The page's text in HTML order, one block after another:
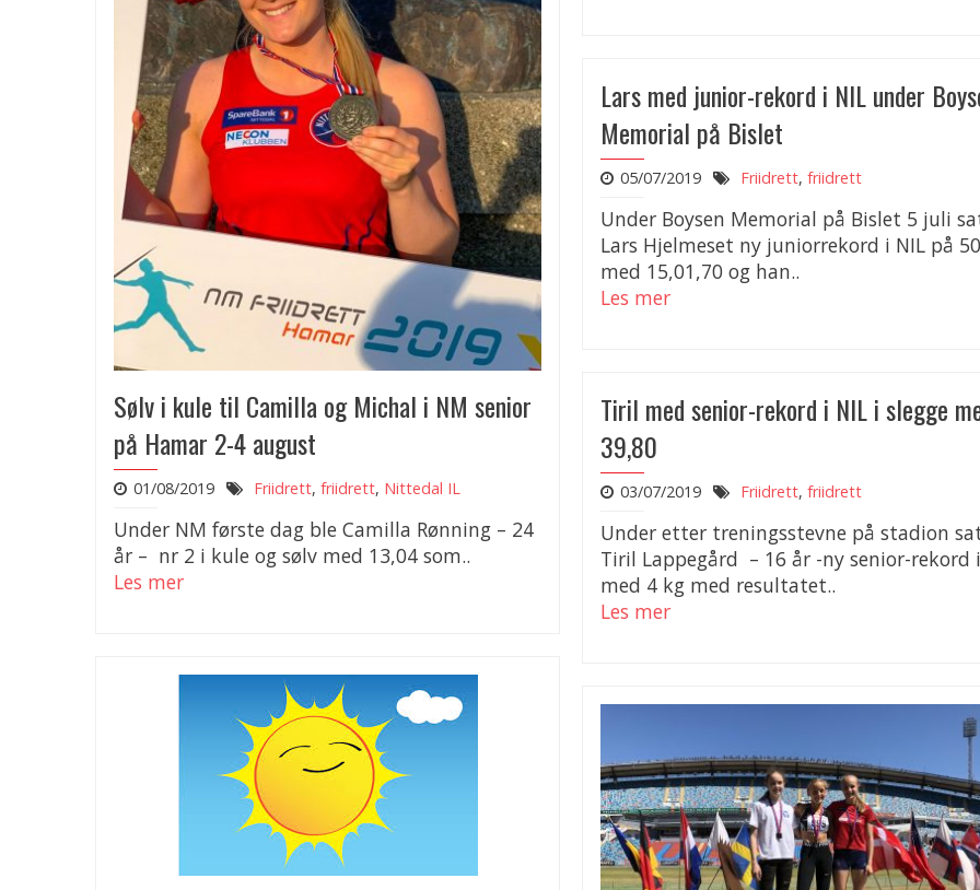
Sølv i kule til Camilla og Michal i NM senior
på Hamar 2-4 august
01/08/2019 Friidrett, friidrett, Nittedal IL
Under NM første dag ble Camilla Rønning – 24
år – nr 2 i kule og sølv med 13,04 som..
Les mer
Lars med junior-rekord i NIL under
Memorial på Bislet
05/07/2019 Friidrett, friidrett
Under Boysen Memorial på Bislet 5 juli
Lars Hjelmeset ny juniorrekord i NIL på
med 15,01,70 og han..
Les mer
Tiril med senior-rekord i NIL i slegge
39,80
03/07/2019 Friidrett, friidrett
Under etter treningsstevne på stadion
Tiril Lappegård – 16 år -ny senior-rekord
med 4 kg med resultatet..
Les mer